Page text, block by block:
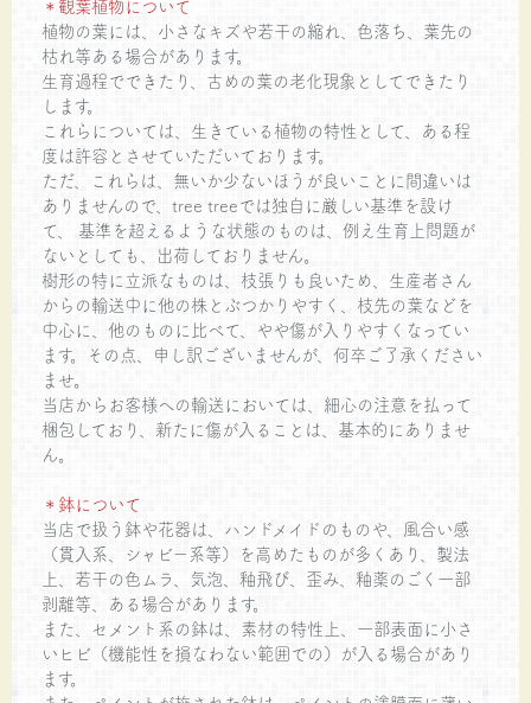
＊観葉植物について
植物の葉には、小さなキズや若干の縮れ、色落ち、葉先の
枯れ等ある場合があります。
生育過程でできたり、古めの葉の老化現象としてできたり
します。
これらについては、生きている植物の特性として、ある程
度は許容とさせていただいております。
ただ、これらは、無いか少ないほうが良いことに間違いは
ありませんので、tree treeでは独自に厳しい基準を設け
て、 基準を超えるような状態のものは、例え生育上問題が
ないとしても、出荷しておりません。
樹形の特に立派なものは、枝張りも良いため、生産者さん
からの輸送中に他の株とぶつかりやすく、枝先の葉などを
中心に、他のものに比べて、やや傷が入りやすくなってい
ます。その点、申し訳ございませんが、何卒ご了承ください
ませ。
当店からお客様への輸送においては、細心の注意を払って
梱包しており、新たに傷が入ることは、基本的にありませ
ん。
＊鉢について
当店で扱う鉢や花器は、ハンドメイドのものや、風合い感
（貫入系、シャビー系等）を高めたものが多くあり、製法
上、若干の色ムラ、気泡、釉飛び、歪み、釉薬のごく一部
剥離等、ある場合があります。
また、セメント系の鉢は、素材の特性上、一部表面に小さ
いヒビ（機能性を損なわない範囲での）が入る場合があり
ます。